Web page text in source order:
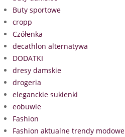
Buty sportowe
cropp
Czółenka
decathlon alternatywa
DODATKI
dresy damskie
drogeria
eleganckie sukienki
eobuwie
Fashion
Fashion aktualne trendy modowe